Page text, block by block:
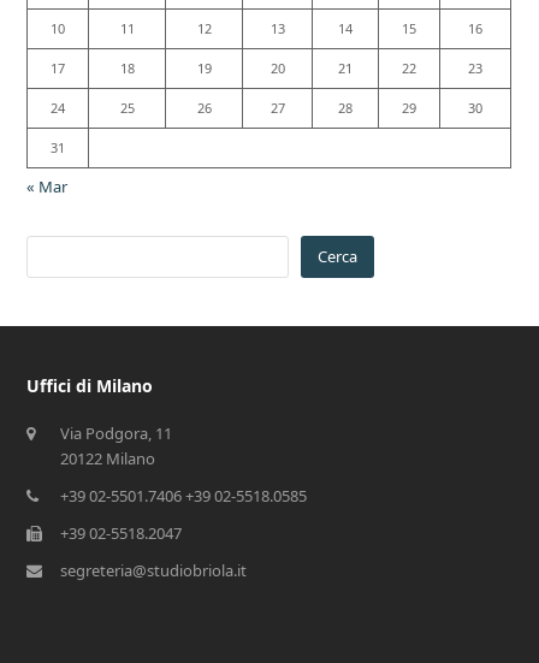
10 11 12 13 14 15 16
17 18 19 20 21 22 23
24 25 26 27 28 29 30
31
« Mar
Cerca
Uffici di Milano
Via Podgora, 11
20122 Milano
+39 02-5501.7406 +39 02-5518.0585
+39 02-5518.2047
segreteria@studiobriola.it